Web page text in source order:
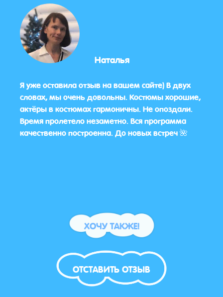
Наталья
Я уже оставила отзыв на вашем сайте) В двух
словах, мы очень довольны. Костюмы хорошие,
актёры в костюмах гармоничны. Не опоздали.
Время пролетело незаметно. Вся программа
качественно построенна. До новых встреч 🌺
ХОЧУ ТАКЖЕ!
ОТСТАВИТЬ ОТЗЫВ